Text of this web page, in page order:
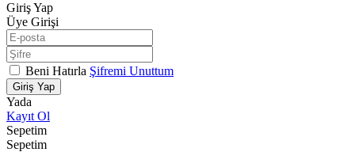
Giriş Yap
Üye Girişi
Beni Hatırla Şifremi Unuttum
Giriş Yap
Yada
Kayıt Ol
Sepetim
Sepetim